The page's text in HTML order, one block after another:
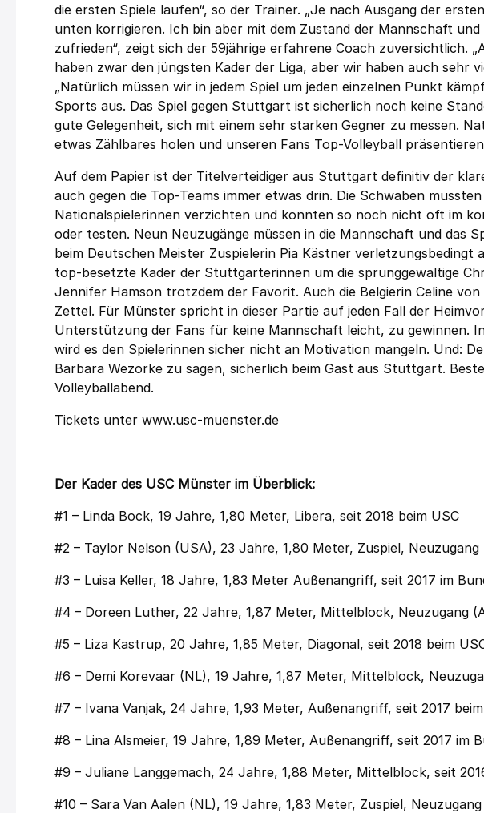
die ersten Spiele laufen“, so der Trainer. „Je nach Ausgang der
unten korrigieren. Ich bin aber mit dem Zustand der Mannschaft
zufrieden“, zeigt sich der 59jährige erfahrene Coach zuversichtlich.
haben zwar den jüngsten Kader der Liga, aber wir haben auch sehr
„Natürlich müssen wir in jedem Spiel um jeden einzelnen Punkt
Sports aus. Das Spiel gegen Stuttgart ist sicherlich noch keine
gute Gelegenheit, sich mit einem sehr starken Gegner zu messen.
etwas Zählbares holen und unseren Fans Top-Volleyball
Auf dem Papier ist der Titelverteidiger aus Stuttgart definitiv der
auch gegen die Top-Teams immer etwas drin. Die Schwaben
Nationalspielerinnen verzichten und konnten so noch nicht oft im
oder testen. Neun Neuzugänge müssen in die Mannschaft und das
beim Deutschen Meister Zuspielerin Pia Kästner verletzungsbedingt
top-besetzte Kader der Stuttgarterinnen um die sprunggewaltige
Jennifer Hamson trotzdem der Favorit. Auch die Belgierin Celine
Zettel. Für Münster spricht in dieser Partie auf jeden Fall der
Unterstützung der Fans für keine Mannschaft leicht, zu gewinnen.
wird es den Spielerinnen sicher nicht an Motivation mangeln. Und:
Barbara Wezorke zu sagen, sicherlich beim Gast aus Stuttgart.
Volleyballabend.
Tickets unter www.usc-muenster.de
Der Kader des USC Münster im Überblick:
#1 – Linda Bock, 19 Jahre, 1,80 Meter, Libera, seit 2018 beim USC
#2 – Taylor Nelson (USA), 23 Jahre, 1,80 Meter, Zuspiel, Neuzugang
#3 – Luisa Keller, 18 Jahre, 1,83 Meter Außenangriff, seit 2017 im
#4 – Doreen Luther, 22 Jahre, 1,87 Meter, Mittelblock, Neuzugang
#5 – Liza Kastrup, 20 Jahre, 1,85 Meter, Diagonal, seit 2018 beim
#6 – Demi Korevaar (NL), 19 Jahre, 1,87 Meter, Mittelblock,
#7 – Ivana Vanjak, 24 Jahre, 1,93 Meter, Außenangriff, seit 2017
#8 – Lina Alsmeier, 19 Jahre, 1,89 Meter, Außenangriff, seit 2017 im
#9 – Juliane Langgemach, 24 Jahre, 1,88 Meter, Mittelblock, seit
#10 – Sara Van Aalen (NL), 19 Jahre, 1,83 Meter, Zuspiel,